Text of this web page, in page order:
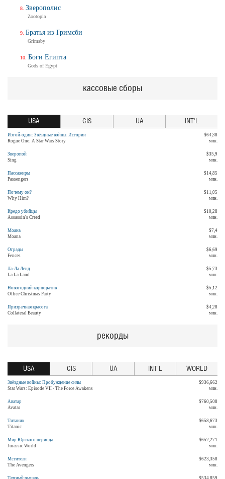
Зверополис
Zootopia
Братья из Гримсби
Grimsby
Боги Египта
Gods of Egypt
кассовые сборы
USA CIS UA INT'L
Изгой-один: Звёздные войны. Истории
Rogue One: A Star Wars Story
$64,38
млн.
Зверопой
Sing
$35,9
млн.
Пассажиры
Passengers
$14,85
млн.
Почему он?
Why Him?
$11,05
млн.
Кредо убийцы
Assassin's Creed
$10,28
млн.
Моана
Moana
$7,4
млн.
Ограды
Fences
$6,69
млн.
Ла-Ла Ленд
La La Land
$5,73
млн.
Новогодний корпоратив
Office Christmas Party
$5,12
млн.
Призрачная красота
Collateral Beauty
$4,28
млн.
рекорды
USA CIS UA INT'L WORLD
Звёздные войны: Пробуждение силы
Star Wars: Episode VII - The Force Awakens
$936,662
млн.
Аватар
Avatar
$760,508
млн.
Титаник
Titanic
$658,673
млн.
Мир Юрского периода
Jurassic World
$652,271
млн.
Мстители
The Avengers
$623,358
млн.
Темный рыцарь
$534,859